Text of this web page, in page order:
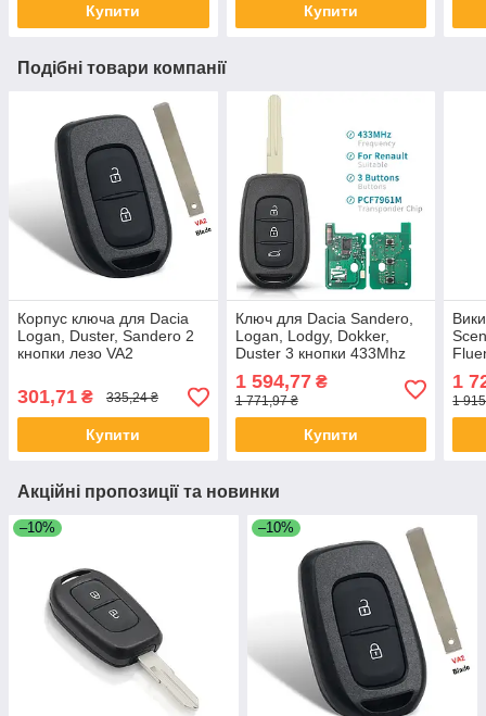
Купити Купити
Подібні товари компанії
Корпус ключа для Dacia
Logan, Duster, Sandero 2
кнопки лезо VA2
301,71 ₴ 335,24 ₴
Купити
Ключ для Dacia Sandero,
Logan, Lodgy, Dokker,
Duster 3 кнопки 433Mhz
1 594,77₴
1 771,97 ₴
Купити
1
1
Акційні пропозиції та новинки
–10% –10%